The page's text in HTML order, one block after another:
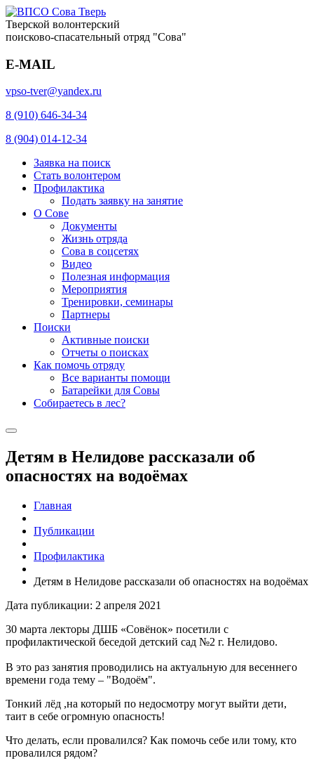
Тверской волонтерский
поисково-спасательный отряд "Сова"
E-MAIL
vpso-tver@yandex.ru
8 (910) 646-34-34
8 (904) 014-12-34
Заявка на поиск
Стать волонтером
Профилактика
Подать заявку на занятие
О Сове
Документы
Жизнь отряда
Сова в соцсетях
Видео
Полезная информация
Мероприятия
Тренировки, семинары
Партнеры
Поиски
Активные поиски
Отчеты о поисках
Как помочь отряду
Все варианты помощи
Батарейки для Совы
Собираетесь в лес?
Детям в Нелидове рассказали об
опасностях на водоёмах
Главная
Публикации
Профилактика
Детям в Нелидове рассказали об опасностях на водоёмах
Дата публикации: 2 апреля 2021
30 марта лекторы ДШБ «Совёнок» посетили с
профилактической беседой детский сад №2 г. Нелидово.
В это раз занятия проводились на актуальную для весеннего
времени года тему – "Водоём".
Тонкий лёд ,на который по недосмотру могут выйти дети,
таит в себе огромную опасность!
Что делать, если провалился? Как помочь себе или тому, кто
провалился рядом?